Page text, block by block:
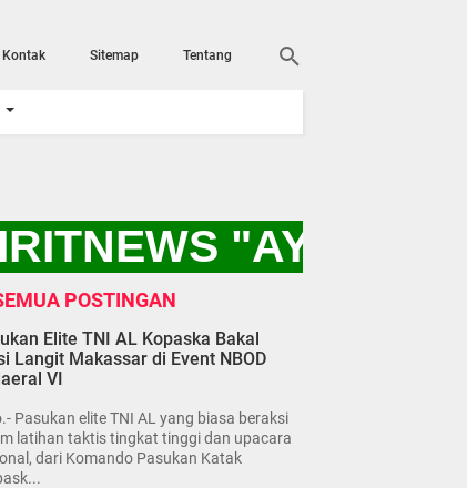
Kontak Sitemap Tentang
"AYO KITA
POSTINGAN
Elite TNI AL Kopaska Bakal
Langit Makassar di Event NBOD
VI
Pasukan elite TNI AL yang biasa beraksi
latihan taktis tingkat tinggi dan upacara
dari Komando Pasukan Katak